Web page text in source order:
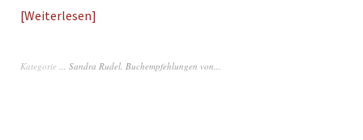
Weiterlesen
Kategorie ... Sandra Rudel, Buchempfehlungen von...